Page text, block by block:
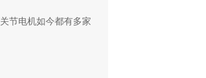
节电机如今都有多家